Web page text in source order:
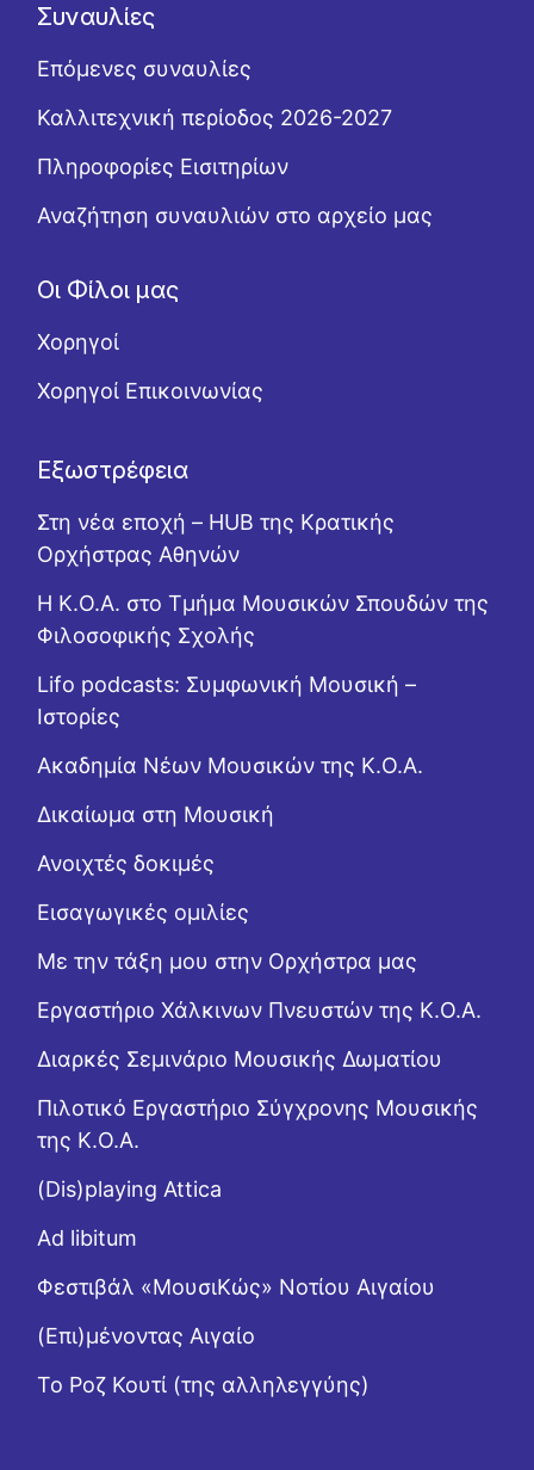
Συναυλίες
Επόμενες συναυλίες
Καλλιτεχνική περίοδος 2026-2027
Πληροφορίες Εισιτηρίων
Αναζήτηση συναυλιών στο αρχείο μας
Οι Φίλοι μας
Χορηγοί
Χορηγοί Επικοινωνίας
Εξωστρέφεια
Στη νέα εποχή – HUB της Κρατικής
Ορχήστρας Αθηνών
Η Κ.Ο.Α. στο Τμήμα Μουσικών Σπουδών της
Φιλοσοφικής Σχολής
Lifo podcasts: Συμφωνική Μουσική –
Ιστορίες
Ακαδημία Νέων Μουσικών της Κ.Ο.Α.
Δικαίωμα στη Μουσική
Ανοιχτές δοκιμές
Εισαγωγικές ομιλίες
Με την τάξη μου στην Ορχήστρα μας
Εργαστήριo Χάλκινων Πνευστών της Κ.Ο.Α.
Διαρκές Σεμινάριο Μουσικής Δωματίου
Πιλοτικό Εργαστήριο Σύγχρονης Μουσικής
της Κ.Ο.Α.
(Dis)playing Attica
Ad libitum
Φεστιβάλ «ΜουσιΚώς» Νοτίου Αιγαίου
(Επι)μένοντας Αιγαίο
Το Ροζ Κουτί (της αλληλεγγύης)